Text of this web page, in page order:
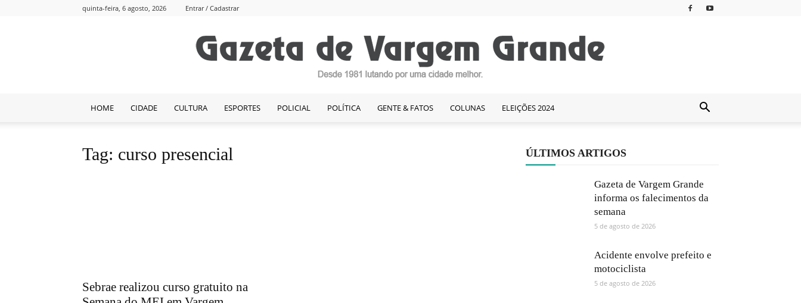
quinta-feira, 6 agosto, 2026 Entrar / Cadastrar
HOME CIDADE CULTURA ESPORTES POLICIAL POLÍTICA GENTE & FATOS COLUNAS ELEIÇÕES 2024
Tag: curso presencial
Sebrae realizou curso gratuito na
ÚLTIMOS ARTIGOS
Gazeta de Vargem Grande
informa os falecimentos da
semana
5 de agosto de 2026
Acidente envolve prefeito e
motociclista
5 de agosto de 2026